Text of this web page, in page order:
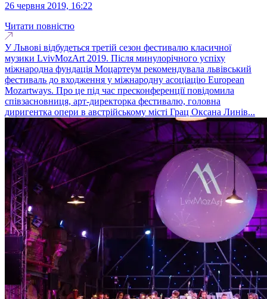
26 червня 2019, 16:22
Читати повністю
У Львові відбудеться третій сезон фестивалю класичної
музики LvivMozArt 2019. Після минулорічного успіху
міжнародна фундація Моцартеум рекомендувала львівський
фестиваль до входження у міжнародну асоціацію European
Mozartways. Про це під час пресконференції повідомила
співзасновниця, арт-директорка фестивалю, головна
диригентка опери в австрійському місті Грац Оксана Линів...